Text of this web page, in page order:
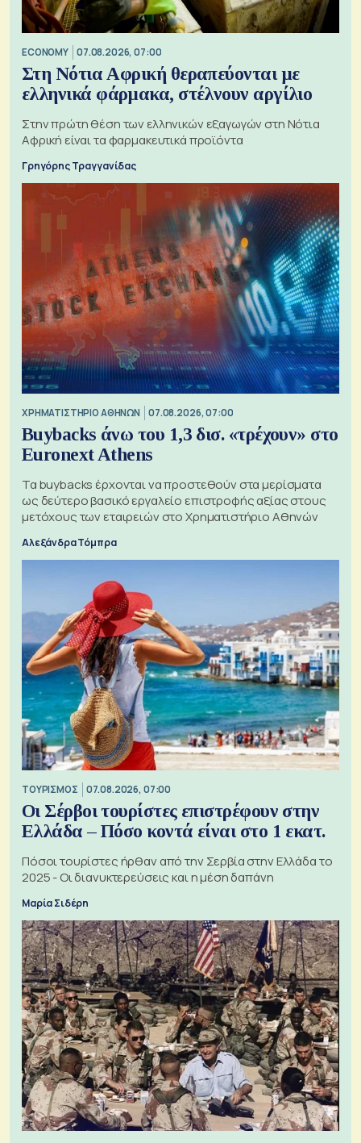
ECONOMY 07.08.2026, 07:00
Στη Νότια Αφρική θεραπεύονται με
ελληνικά φάρμακα, στέλνουν αργίλιο
Στην πρώτη θέση των ελληνικών εξαγωγών στη Νότια
Αφρική είναι τα φαρμακευτικά προϊόντα
Γρηγόρης Τραγγανίδας
XΡΗΜΑΤΙΣΤΗΡΙΟ ΑΘΗΝΩΝ 07.08.2026, 07:00
Buybacks άνω του 1,3 δισ. «τρέχουν» στο
Euronext Athens
Τα buybacks έρχονται να προστεθούν στα μερίσματα
ως δεύτερο βασικό εργαλείο επιστροφής αξίας στους
μετόχους των εταιρειών στο Χρηματιστήριο Αθηνών
Αλεξάνδρα Τόμπρα
ΤΟΥΡΙΣΜΟΣ 07.08.2026, 07:00
Οι Σέρβοι τουρίστες επιστρέφουν στην
Ελλάδα – Πόσο κοντά είναι στο 1 εκατ.
Πόσοι τουρίστες ήρθαν από την Σερβία στην Ελλάδα το
2025 - Οι διανυκτερεύσεις και η μέση δαπάνη
Μαρία Σιδέρη